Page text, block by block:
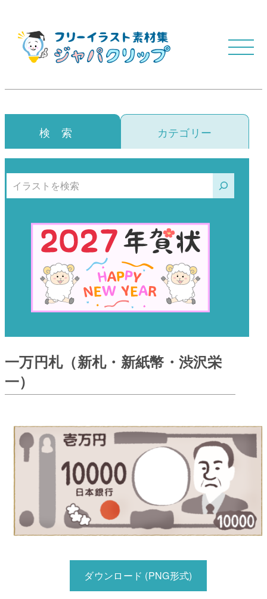
検 索 カテゴリー
検索
一万円札（新札・新紙幣・渋沢栄
一）
ダウンロード (PNG形式)